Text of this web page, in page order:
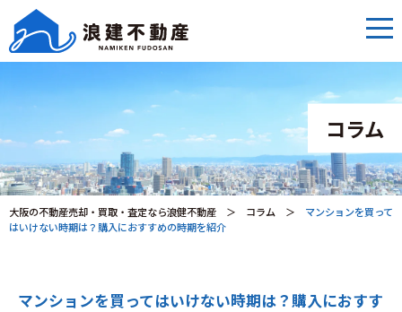
コラム
大阪の不動産売却・買取・査定なら浪健不動産 ＞ コラム ＞ マンションを買って
はいけない時期は？購入におすすめの時期を紹介
マンションを買ってはいけない時期は？購入におすす